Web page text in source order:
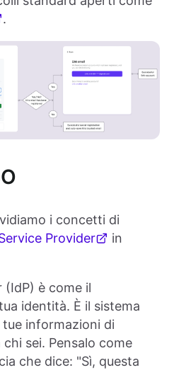
.
i concetti di
Provider
in
(IdP) è come il
identità. È il sistema
informazioni di
sei. Pensalo come
che dice: "Sì, questa